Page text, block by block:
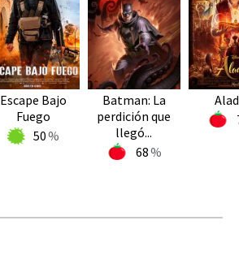
Escape Bajo
Fuego
50
Batman: La
perdición que
llegó...
68